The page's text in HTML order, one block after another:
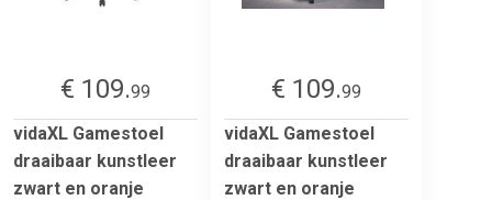
€ 109.99
vidaXL Gamestoel
draaibaar kunstleer
zwart en oranje
€ 109.99
vidaXL Gamestoel
draaibaar kunstleer
zwart en oranje